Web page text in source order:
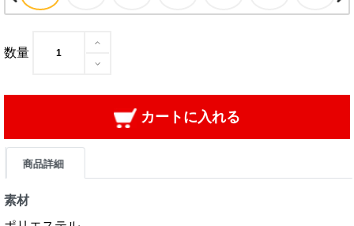
数量
カートに入れる
商品詳細
素材